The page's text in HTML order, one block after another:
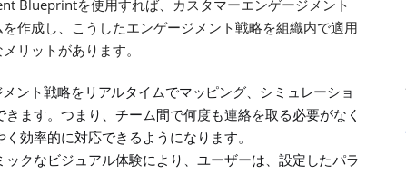
Blueprintを使用すれば、カスタマーエンゲージメント
作成し、こうしたエンゲージメント戦略を組織内で適用
リットがあります。
ント戦略をリアルタイムでマッピング、シミュレーショ
ます。つまり、チーム間で何度も連絡を取る必要がなく
効率的に対応できるようになります。
ックなビジュアル体験により、ユーザーは、 設定したパラ